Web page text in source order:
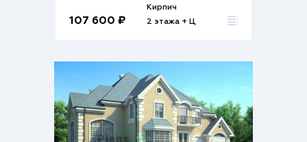
107 600 ₽
Кирпич
2 этажа + Ц